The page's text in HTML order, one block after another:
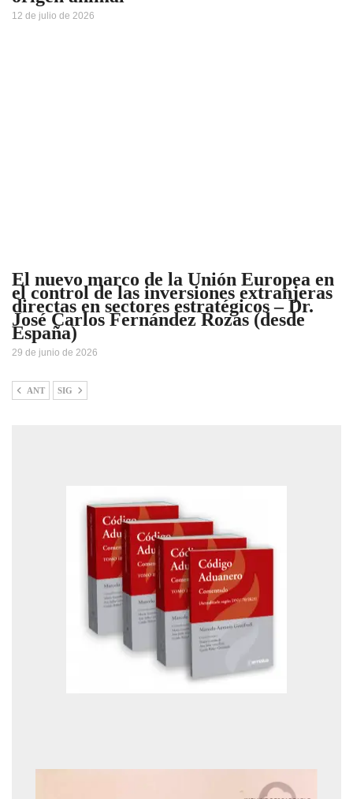
12 de julio de 2026
El nuevo marco de la Unión Europea en
el control de las inversiones extranjeras
directas en sectores estratégicos – Dr.
José Carlos Fernández Rozas (desde
España)
29 de junio de 2026
ANT SIG